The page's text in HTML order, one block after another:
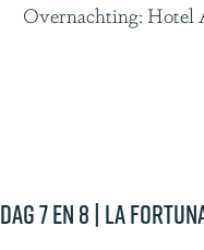
Overnachting: Hotel
Dag 7 en 8 | La